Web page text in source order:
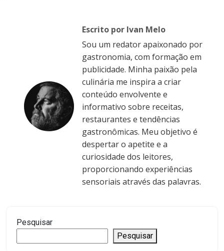
Escrito por Ivan Melo
Sou um redator apaixonado por
gastronomia, com formação em
publicidade. Minha paixão pela
culinária me inspira a criar
conteúdo envolvente e
informativo sobre receitas,
restaurantes e tendências
gastronômicas. Meu objetivo é
despertar o apetite e a
curiosidade dos leitores,
proporcionando experiências
sensoriais através das palavras.
Pesquisar
Pesquisar